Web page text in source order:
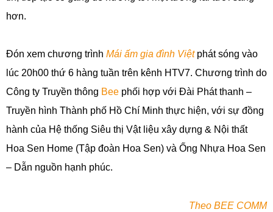
hơn.
Đón xem chương trình Mái ấm gia đình Việtphát sóng vào
lúc 20h00 thứ 6 hàng tuần trên kênh HTV7. Chương trình do
Công ty Truyền thông Bee phối hợp với Đài Phát thanh –
Truyền hình Thành phố Hồ Chí Minh thực hiện, với sự đồng
hành của Hệ thống Siêu thị Vật liệu xây dựng & Nội thất
Hoa Sen Home (Tập đoàn Hoa Sen) và Ống Nhựa Hoa Sen
– Dẫn nguồn hạnh phúc.
Theo BEE COMM